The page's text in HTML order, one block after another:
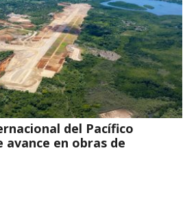
del Pacífico
avance en obras de